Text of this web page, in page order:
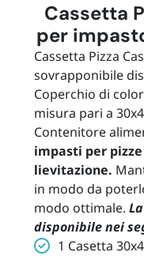
Cassetta
per
Cassetta Pizza
sovrapponibile
Coperchio di
misura pari a
Contenitore
impasti per
lievitazione.
in modo da
modo ottimale.
disponibile nei
1 Casetta